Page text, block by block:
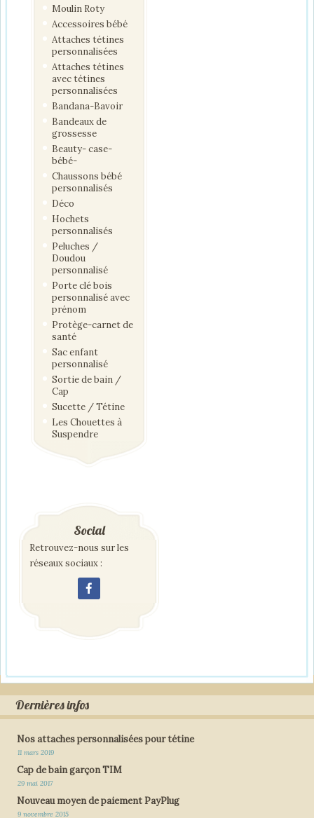
Moulin Roty
Accessoires bébé
Attaches tétines
personnalisées
Attaches tétines
avec tétines
personnalisées
Bandana-Bavoir
Bandeaux de
grossesse
Beauty- case-
bébé-
Chaussons bébé
personnalisés
Déco
Hochets
personnalisés
Peluches /
Doudou
personnalisé
Porte clé bois
personnalisé avec
prénom
Protège-carnet de
santé
Sac enfant
personnalisé
Sortie de bain /
Cap
Sucette / Tétine
Les Chouettes à
Suspendre
Social
Retrouvez-nous sur les
réseaux sociaux :
Dernières infos
Nos attaches personnalisées pour tétine
11 mars 2019
Cap de bain garçon TIM
29 mai 2017
Nouveau moyen de paiement PayPlug
9 novembre 2015